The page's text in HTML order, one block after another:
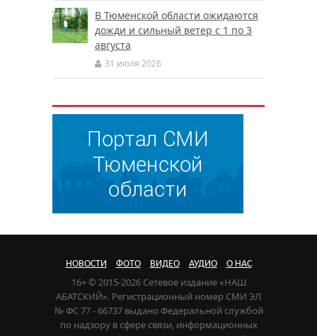
В Тюменской области ожидаются
дожди и сильный ветер с 1 по 3
августа
31 июля 2026
НОВОСТИ ФОТО ВИДЕО АУДИО О НАС
16+ © 2015-2026 Сетевое издание «НАШ
АБАТСКИЙ». Регистрационный номер СМИ ЭЛ
№ ФС 77 - 66737 выдано Федеральной службой
по надзору в сфере связи, информационных